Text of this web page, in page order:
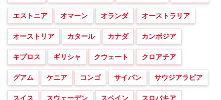
エストニア オマーン オランダ オーストラリア
オーストリア カタール カナダ カンボジア
キプロス ギリシャ クウェート クロアチア
グアム ケニア コンゴ サイパン サウジアラビア
スイス スウェーデン スペイン スロバキア